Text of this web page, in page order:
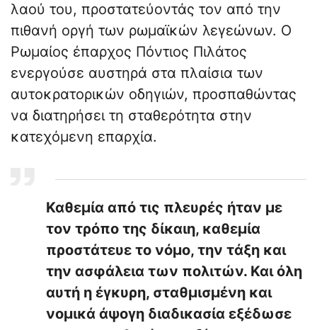
λαού του, προστατεύοντάς τον από την
πιθανή οργή των ρωμαϊκών λεγεώνων. Ο
Ρωμαίος έπαρχος Πόντιος Πιλάτος
ενεργούσε αυστηρά στα πλαίσια των
αυτοκρατορικών οδηγιών, προσπαθώντας
να διατηρήσει τη σταθερότητα στην
κατεχόμενη επαρχία.
Καθεμία από τις πλευρές ήταν με
τον τρόπο της δίκαιη, καθεμία
προστάτευε το νόμο, την τάξη και
την ασφάλεια των πολιτών. Και όλη
αυτή η έγκυρη, σταθμισμένη και
νομικά άψογη διαδικασία εξέδωσε